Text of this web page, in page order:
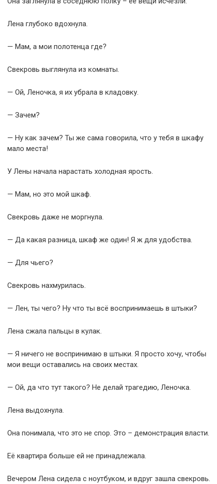
Лена глубоко вдохнула.
— Мам, а мои полотенца где?
Свекровь выглянула из комнаты.
— Ой, Леночка, я их убрала в кладовку.
— Зачем?
— Ну как зачем? Ты же сама говорила, что у тебя в шкафу
мало места!
У Лены начала нарастать холодная ярость.
— Мам, но это мой шкаф.
Свекровь даже не моргнула.
— Да какая разница, шкаф же один! Я ж для удобства.
— Для чьего?
Свекровь нахмурилась.
— Лен, ты чего? Ну что ты всё воспринимаешь в штыки?
Лена сжала пальцы в кулак.
— Я ничего не воспринимаю в штыки. Я просто хочу, чтобы
мои вещи оставались на своих местах.
— Ой, да что тут такого? Не делай трагедию, Леночка.
Лена выдохнула.
Она понимала, что это не спор. Это – демонстрация власти.
Её квартира больше ей не принадлежала.
Вечером Лена сидела с ноутбуком, и вдруг зашла свекровь.